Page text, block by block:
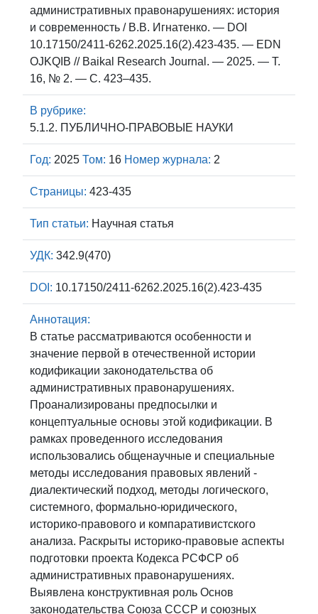
административных правонарушениях: история
и современность / В.В. Игнатенко. — DOI
10.17150/2411-6262.2025.16(2).423-435. — EDN
OJKQIB // Baikal Research Journal. — 2025. — Т.
16, № 2. — С. 423–435.
В рубрике:
5.1.2. ПУБЛИЧНО-ПРАВОВЫЕ НАУКИ
Год: 2025 Том: 16 Номер журнала: 2
Страницы: 423-435
Тип статьи: Научная статья
УДК: 342.9(470)
DOI: 10.17150/2411-6262.2025.16(2).423-435
Аннотация:
В статье рассматриваются особенности и
значение первой в отечественной истории
кодификации законодательства об
административных правонарушениях.
Проанализированы предпосылки и
концептуальные основы этой кодификации. В
рамках проведенного исследования
использовались общенаучные и специальные
методы исследования правовых явлений -
диалектический подход, методы логического,
системного, формально-юридического,
историко-правового и компаративистского
анализа. Раскрыты историко-правовые аспекты
подготовки проекта Кодекса РСФСР об
административных правонарушениях.
Выявлена конструктивная роль Основ
законодательства Союза СССР и союзных